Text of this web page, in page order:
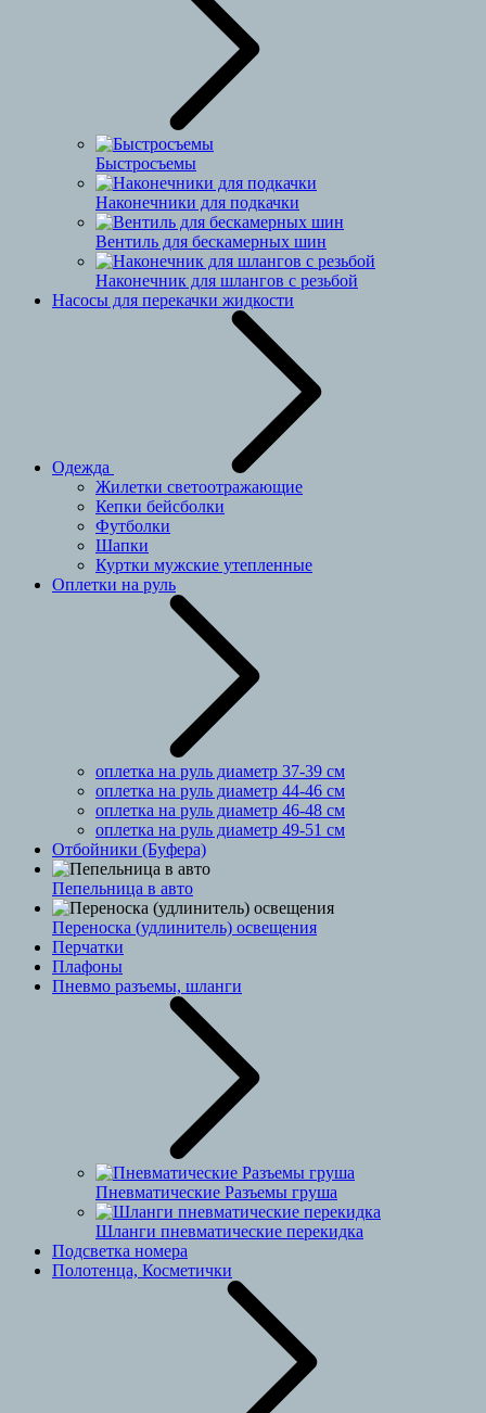
Быстросъемы
Наконечники для подкачки
Вентиль для бескамерных шин
Наконечник для шлангов с резьбой
Насосы для перекачки жидкости
Одежда
Жилетки светоотражающие
Кепки бейсболки
Футболки
Шапки
Куртки мужские утепленные
Оплетки на руль
оплетка на руль диаметр 37-39 см
оплетка на руль диаметр 44-46 см
оплетка на руль диаметр 46-48 см
оплетка на руль диаметр 49-51 см
Отбойники (Буфера)
Пепельница в авто
Переноска (удлинитель) освещения
Перчатки
Плафоны
Пневмо разъемы, шланги
Пневматические Разъемы груша
Шланги пневматические перекидка
Подсветка номера
Полотенца, Косметички